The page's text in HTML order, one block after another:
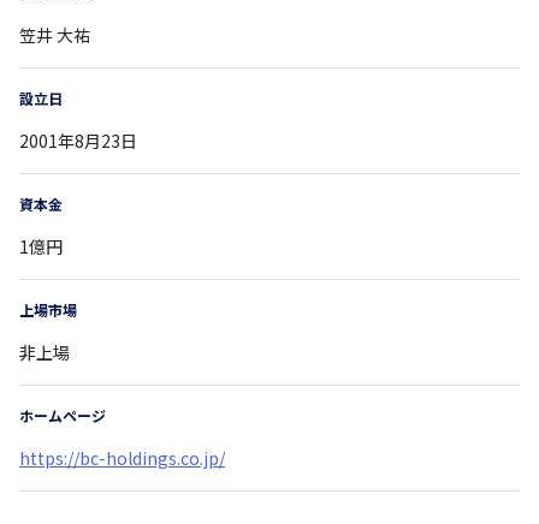
笠井 大祐
設立日
2001年8月23日
資本金
1億円
上場市場
非上場
ホームページ
https://bc-holdings.co.jp/